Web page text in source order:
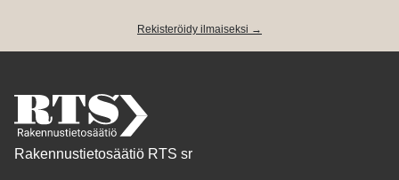
Rekisteröidy ilmaiseksi →
Rakennustietosäätiö RTS sr